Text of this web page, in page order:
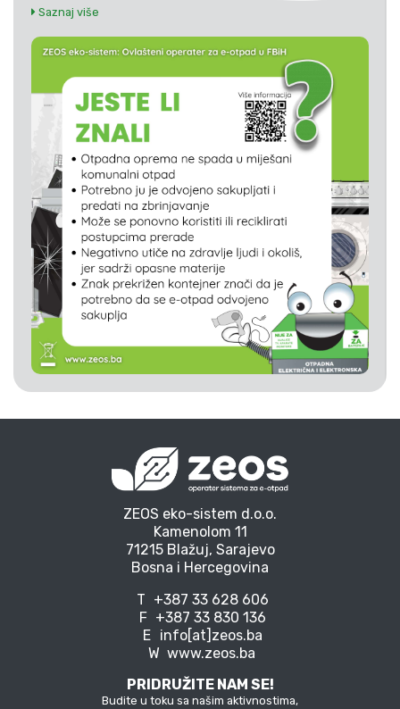
Saznaj više
ZEOS eko-sistem d.o.o.
Kamenolom 11
71215 Blažuj, Sarajevo
Bosna i Hercegovina
T +387 33 628 606
F +387 33 830 136
E info[at]zeos.ba
W www.zeos.ba
PRIDRUŽITE NAM SE!
Budite u toku sa našim aktivnostima,